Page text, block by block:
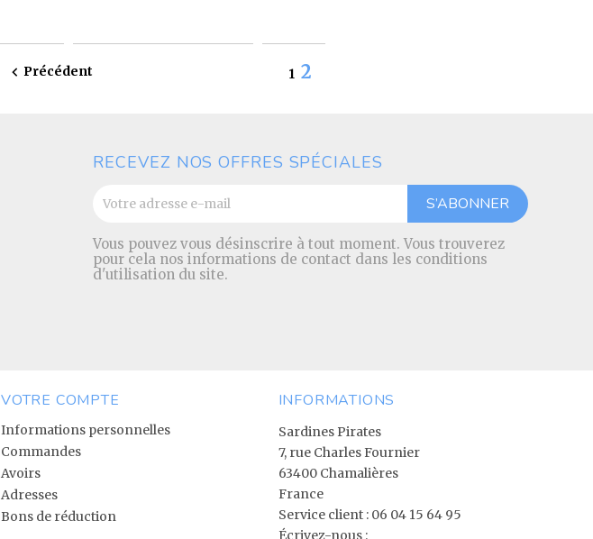
 Précédent 1 2
RECEVEZ NOS OFFRES SPÉCIALES
Vous pouvez vous désinscrire à tout moment. Vous trouverez
pour cela nos informations de contact dans les conditions
d'utilisation du site.
VOTRE COMPTE
Informations personnelles
Commandes
Avoirs
Adresses
Bons de réduction
INFORMATIONS
Sardines Pirates
7, rue Charles Fournier
63400 Chamalières
France
Service client : 06 04 15 64 95
Écrivez-nous :